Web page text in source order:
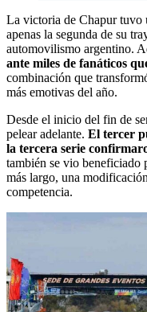
La victoria de Chapur tuvo
apenas la segunda de su
automovilismo argentino.
ante miles de fanáticos
combinación que
más emotivas del año.
Desde el inicio del fin de
pelear adelante. El tercer
la tercera serie
también se vio beneficiado
más largo, una
competencia.